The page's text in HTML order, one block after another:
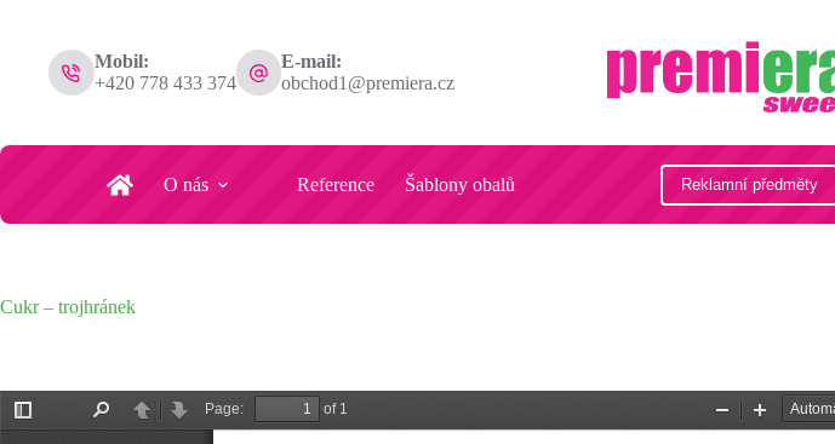
Mobil:
+420 778 433 374
E-mail:
obchod1@premiera.cz
O nás Reference Šablony obalů Reklamní předměty
Cukr – trojhránek